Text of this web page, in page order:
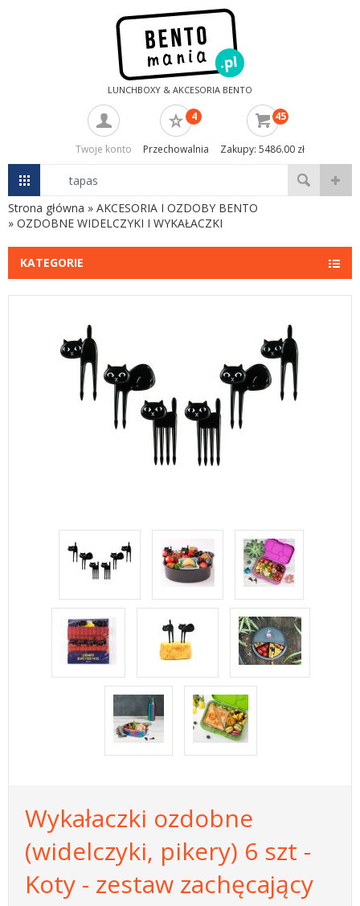
LUNCHBOXY & AKCESORIA BENTO
Twoje konto
4
Przechowalnia
45
Zakupy: 5486.00 zł
Strona główna » AKCESORIA I OZDOBY BENTO
» OZDOBNE WIDELCZYKI I WYKAŁACZKI
KATEGORIE
Wykałaczki ozdobne
(widelczyki, pikery) 6 szt -
Koty - zestaw zachęcający